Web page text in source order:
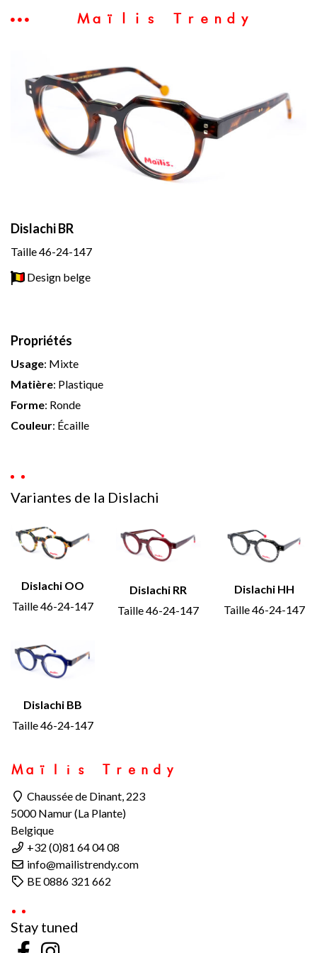
Maïlis Trendy
Dislachi BR
Taille 46-24-147
Design belge
Propriétés
Usage: Mixte
Matière: Plastique
Forme: Ronde
Couleur: Écaille
Variantes de la Dislachi
Dislachi OO
Taille 46-24-147
Dislachi RR
Taille 46-24-147
Dislachi HH
Taille 46-24-147
Dislachi BB
Taille 46-24-147
Maïlis Trendy
Chaussée de Dinant, 223
5000 Namur (La Plante)
Belgique
+32 (0)81 64 04 08
info@mailistrendy.com
BE 0886 321 662
Stay tuned